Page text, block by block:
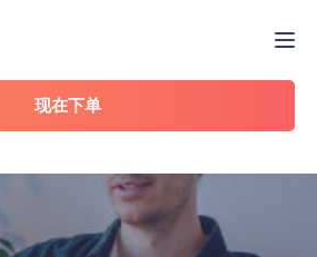
现在下单